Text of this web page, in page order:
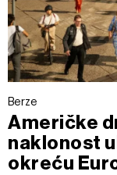
Berze
Američke
naklonost
okreću